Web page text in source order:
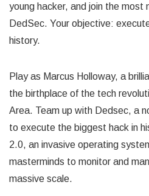
young hacker, and join the most
DedSec. Your objective:
history.
Play as Marcus Holloway, a
the birthplace of the tech
Area. Team up with Dedsec, a
to execute the biggest hack in
2.0, an invasive operating
masterminds to monitor and
massive scale.